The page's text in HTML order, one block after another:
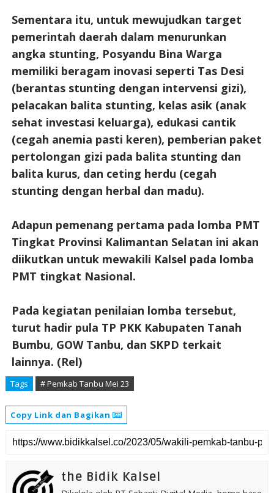
Sementara itu, untuk mewujudkan target
pemerintah daerah dalam menurunkan
angka stunting, Posyandu Bina Warga
memiliki beragam inovasi seperti Tas Desi
(berantas stunting dengan intervensi gizi),
pelacakan balita stunting, kelas asik (anak
sehat investasi keluarga), edukasi cantik
(cegah anemia pasti keren), pemberian paket
pertolongan gizi pada balita stunting dan
balita kurus, dan ceting herdu (cegah
stunting dengan herbal dan madu).
Adapun pemenang pertama pada lomba PMT
Tingkat Provinsi Kalimantan Selatan ini akan
diikutkan untuk mewakili Kalsel pada lomba
PMT tingkat Nasional.
Pada kegiatan penilaian lomba tersebut,
turut hadir pula TP PKK Kabupaten Tanah
Bumbu, GOW Tanbu, dan SKPD terkait
lainnya. (Rel)
Tags # Pemkab Tanbu Mei 23
Copy Link dan Bagikan
the Bidik Kalsel